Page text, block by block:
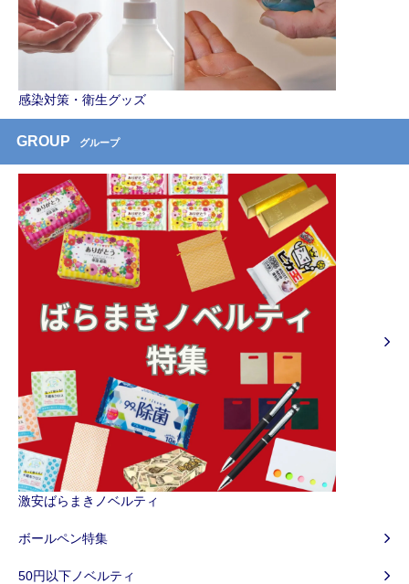
感染対策・衛生グッズ
GROUP グループ
激安ばらまきノベルティ
ボールペン特集
50円以下ノベルティ